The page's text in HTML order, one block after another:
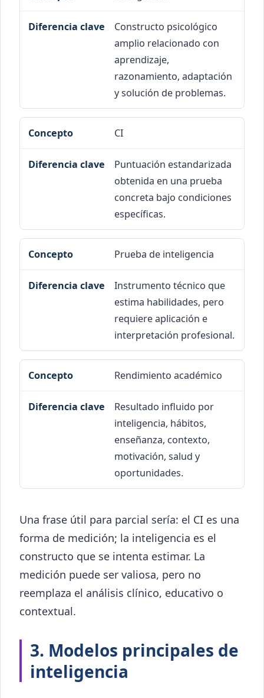
Constructo psicológico
amplio relacionado con
aprendizaje,
razonamiento, adaptación
y solución de problemas.
CI
Puntuación estandarizada
obtenida en una prueba
concreta bajo condiciones
específicas.
Prueba de inteligencia
Instrumento técnico que
estima habilidades, pero
requiere aplicación e
interpretación profesional.
Rendimiento académico
Resultado influido por
inteligencia, hábitos,
enseñanza, contexto,
motivación, salud y
oportunidades.
Una frase útil para parcial sería: el CI es una
forma de medición; la inteligencia es el
constructo que se intenta estimar. La
medición puede ser valiosa, pero no
reemplaza el análisis clínico, educativo o
contextual.
3. Modelos principales de
inteligencia